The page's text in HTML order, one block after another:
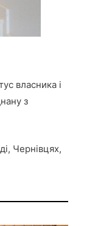
власника і
з
Чернівцях,